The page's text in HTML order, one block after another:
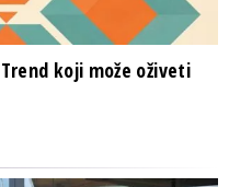
koji može oživeti